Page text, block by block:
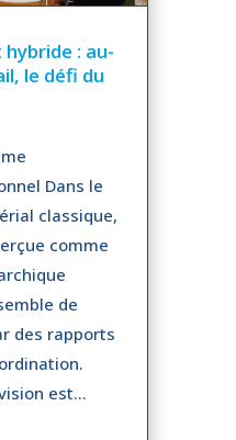
: au-
le défi du
Dans le
classique,
comme
de
des rapports
est...